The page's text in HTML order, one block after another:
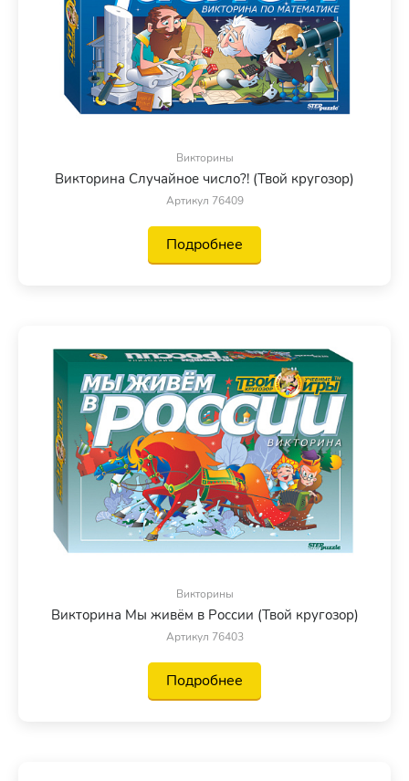
Викторины
Викторина Случайное число?! (Твой кругозор)
Артикул 76409
Подробнее
Викторины
Викторина Мы живём в России (Твой кругозор)
Артикул 76403
Подробнее